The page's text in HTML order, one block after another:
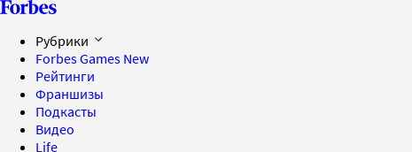
Рубрики
Forbes Games New
Рейтинги
Франшизы
Подкасты
Видео
Life